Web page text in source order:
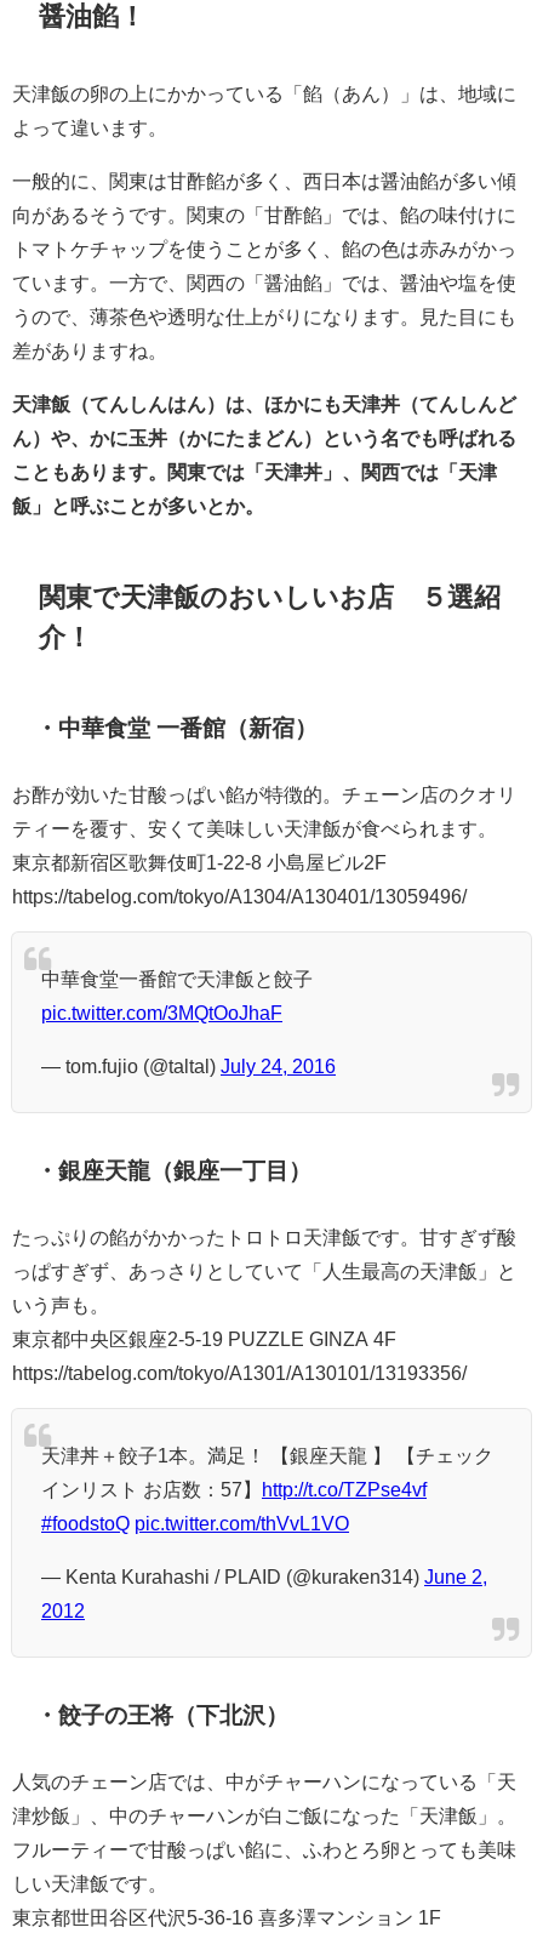
醤油餡！
天津飯の卵の上にかかっている「餡（あん）」は、地域に
よって違います。
一般的に、関東は甘酢餡が多く、西日本は醤油餡が多い傾
向があるそうです。関東の「甘酢餡」では、餡の味付けに
トマトケチャップを使うことが多く、餡の色は赤みがかっ
ています。一方で、関西の「醤油餡」では、醤油や塩を使
うので、薄茶色や透明な仕上がりになります。見た目にも
差がありますね。
天津飯（てんしんはん）は、ほかにも天津丼（てんしんど
ん）や、かに玉丼（かにたまどん）という名でも呼ばれる
こともあります。関東では「天津丼」、関西では「天津
飯」と呼ぶことが多いとか。
関東で天津飯のおいしいお店 ５選紹
介！
・中華食堂 一番館（新宿）
お酢が効いた甘酸っぱい餡が特徴的。チェーン店のクオリ
ティーを覆す、安くて美味しい天津飯が食べられます。
東京都新宿区歌舞伎町1-22-8 小島屋ビル2F
https://tabelog.com/tokyo/A1304/A130401/13059496/
中華食堂一番館で天津飯と餃子
pic.twitter.com/3MQtOoJhaF
— tom.fujio (@taltal) July 24, 2016
・銀座天龍（銀座一丁目）
たっぷりの餡がかかったトロトロ天津飯です。甘すぎず酸
っぱすぎず、あっさりとしていて「人生最高の天津飯」と
いう声も。
東京都中央区銀座2-5-19 PUZZLE GINZA 4F
https://tabelog.com/tokyo/A1301/A130101/13193356/
天津丼＋餃子1本。満足！ 【銀座天龍 】 【チェック
インリスト お店数：57】
http://t.co/TZPse4vf
#foodstoQ pic.twitter.com/thVvL1VO
— Kenta Kurahashi / PLAID (@kuraken314) June 2,
2012
・餃子の王将（下北沢）
人気のチェーン店では、中がチャーハンになっている「天
津炒飯」、中のチャーハンが白ご飯になった「天津飯」。
フルーティーで甘酸っぱい餡に、ふわとろ卵とっても美味
しい天津飯です。
東京都世田谷区代沢5-36-16 喜多澤マンション 1F